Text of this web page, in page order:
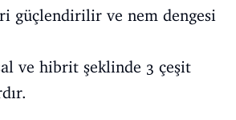
güçlendirilir ve nem dengesi
ve hibrit şeklinde 3 çeşit